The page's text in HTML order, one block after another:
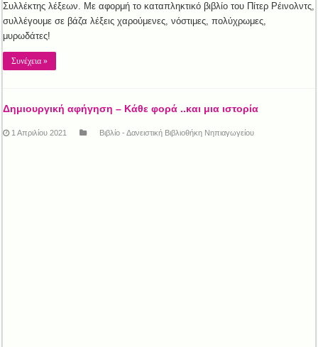
Συλλέκτης λέξεων. Με αφορμή το καταπληκτικό βιβλίο του Πίτερ Ρέινολντς,
συλλέγουμε σε βάζα λέξεις χαρούμενες, νόστιμες, πολύχρωμες,
μυρωδάτες!
Συνέχεια »
Δημιουργική αφήγηση – Κάθε φορά ..και μια ιστορία
1 Απριλίου 2021 Βιβλίο - Δανειστική Βιβλιοθήκη Νηπιαγωγείου